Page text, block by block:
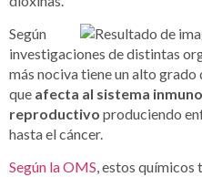
Según
investigaciones de distintas
más nociva tiene un alto
que afecta al sistema
reproductivo produciendo
hasta el cáncer.
Según la OMS, estos químicos